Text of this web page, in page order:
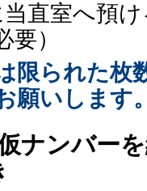
当直室へ預
要）
限られた枚
願いします。
ナンバー